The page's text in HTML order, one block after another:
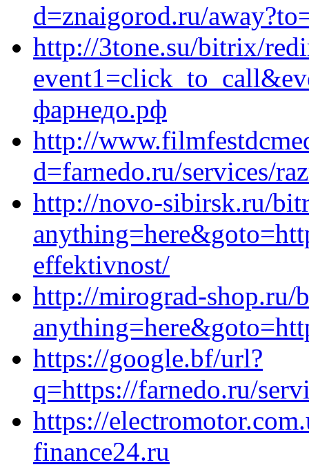
d=znaigorod.ru/
http://3tone.su/bitrix/
фарнедо.рф
http://
d=farnedo.ru/services/
http://novo-sibirsk.ru/
effektivnost/
http://mirograd-
https://google.bf/url?
q=https://farnedo.ru/
https://
finance24.ru